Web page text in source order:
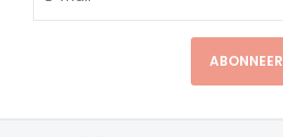
ABONNEER